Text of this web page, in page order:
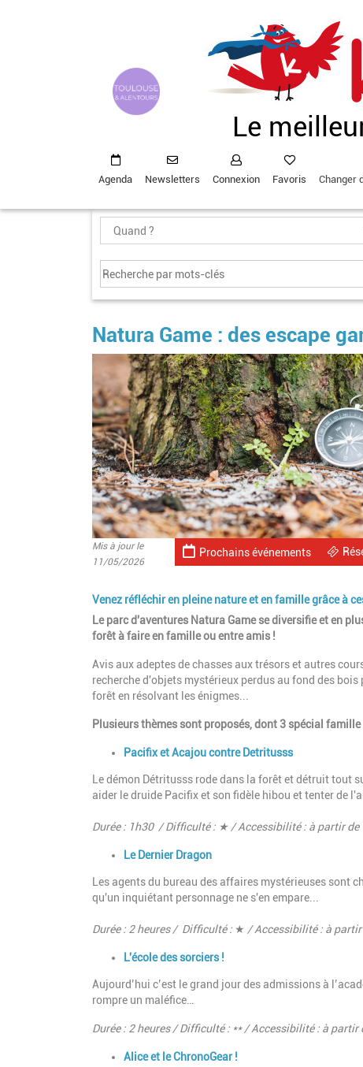
Le
Agenda Newsletters Connexion Favoris Changer
Natura Game : des escape
Prochains événements
Mis à jour le
11/05/2026
Venez réfléchir en pleine nature et en famille grâce à
Le parc d'aventures Natura Game se diversifie et en
forêt à faire en famille ou entre amis !
Avis aux adeptes de chasses aux trésors et autres
recherche d'objets mystérieux perdus au fond des
forêt en résolvant les énigmes...
Plusieurs thèmes sont proposés, dont 3 spécial
Pacifix et Acajou contre Detritusss
Le démon Détritusss rode dans la forêt et détruit tout
aider le druide Pacifix et son fidèle hibou et tenter de
Durée : 1h30 / Difficulté : ★/ Accessibilité : à partir de
Le Dernier Dragon
Les agents du bureau des affaires mystérieuses sont
qu'un inquiétant personnage ne s'en empare...
Durée : 2 heures / Difficulté : ★ / Accessibilité : à partir
L'école des sorciers !
Aujourd’hui c’est le grand jour des admissions à
rompre un maléfice…
Durée : 2 heures / Difficulté : ** / Accessibilité : à partir
Alice et le ChronoGear !